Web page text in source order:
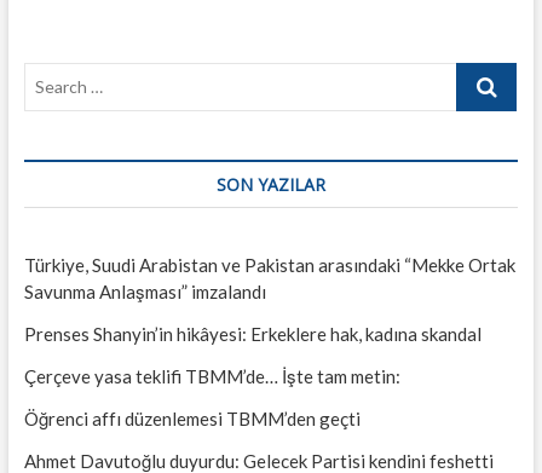
Search
SON YAZILAR
Türkiye, Suudi Arabistan ve Pakistan arasındaki “Mekke Ortak
Savunma Anlaşması” imzalandı
Prenses Shanyin’in hikâyesi: Erkeklere hak, kadına skandal
Çerçeve yasa teklifi TBMM’de… İşte tam metin:
Öğrenci affı düzenlemesi TBMM’den geçti
Ahmet Davutoğlu duyurdu: Gelecek Partisi kendini feshetti